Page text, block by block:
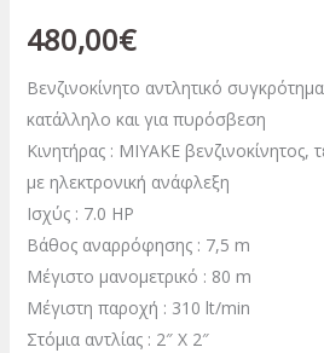
480,00€
Βενζινοκίνητο αντλητικό
κατάλληλο και για πυρόσβεση
Κινητήρας : MIYAKE
με ηλεκτρονική ανάφλεξη
Ισχύς : 7.0 ΗΡ
Βάθος αναρρόφησης : 7,5 m
Μέγιστο μανομετρικό : 80 m
Μέγιστη παροχή : 310 lt/min
Στόμια αντλίας : 2″ Χ 2″